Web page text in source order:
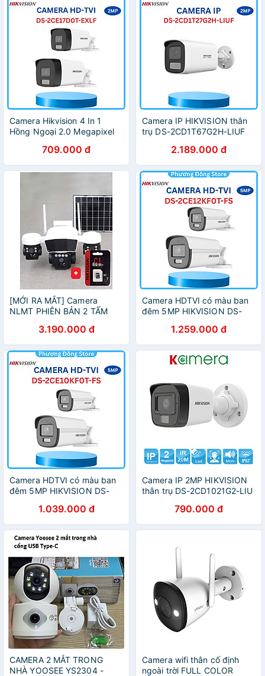
Camera Hikvision 4 In 1
Hồng Ngoại 2.0 Megapixel
EXLF - Hàng chính hãng
709.000 đ
Camera IP HIKVISION thân
trụ DS-2CD1T67G2H-LIUF
sáng, hồng ngoại 50m, phát
hiện người ,.-Hàng chính
hãng
2.189.000 đ
[MỚI RA MẮT] Camera
NLMT PHIÊN BẢN 2 TẤM
RỘNG HƠN, CÒI BÁO ĐỘNG
TO, 3 MẮT 3 KHUNG, XOAY
360 - HÀNG CHÍNH HÃNG
3.190.000 đ
Camera HDTVI có màu ban
đêm 5MP HIKVISION DS-
3K 5MP, Đèn 40M, Tích hợp
Mic chống nhiễu - Hàng
chính hãng
1.259.000 đ
Camera HDTVI có màu ban
đêm 5MP HIKVISION DS-
trợ sáng lên đến 20m - hàng
chính hãng
1.039.000 đ
Camera IP 2MP HIKVISION
thân trụ DS-2CD1021G2-LIU
LIU - Hàng chính hãng
790.000 đ
CAMERA 2 MẮT TRONG
NHÀ YOOSEE YS2304 -
Camera wifi thân cố định
ngoài trời FULL COLOR